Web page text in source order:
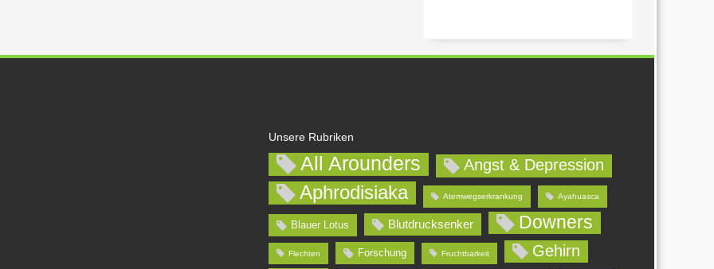
Unsere Rubriken
All Arounders Angst & Depression
Aphrodisiaka Atemwegserkrankung Ayahuasca
Blauer Lotus Blutdrucksenker Downers
Flechten Forschung Fruchtbarkeit Gehirn